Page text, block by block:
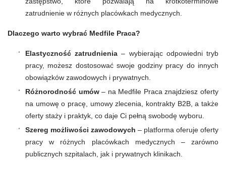
zatrudnienie w różnych placówkach medycznych.
Dlaczego warto wybrać Medfile Praca?
Elastyczność zatrudnienia – wybierając odpowiedni tryb
pracy, możesz dostosować swoje godziny pracy do innych
obowiązków zawodowych i prywatnych.
Różnorodność umów– na Medfile Praca znajdziesz oferty
na umowę o pracę, umowy zlecenia, kontrakty B2B, a także
oferty staży i praktyk, co daje Ci pełną swobodę wyboru.
Szereg możliwości zawodowych – platforma oferuje oferty
pracy w różnych placówkach medycznych – zarówno
publicznych szpitalach, jak i prywatnych klinikach.